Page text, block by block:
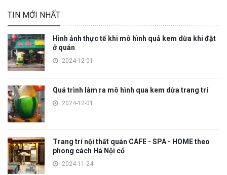
TIN MỚI NHẤT
Hình ảnh thực tế khi mô hình quả kem dừa khi đặt
ở quán
2024-12-01
Quá trình làm ra mô hình qua kem dừa trang trí
2024-12-01
Trang trí nội thất quán CAFE - SPA - HOME theo
phong cách Hà Nội cổ
2024-11-24